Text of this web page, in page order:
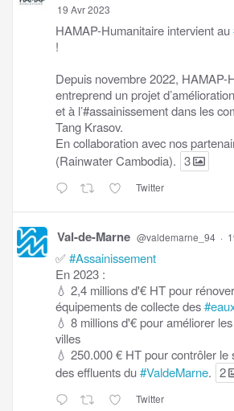
19 Avr 2023
HAMAP-Humanitaire intervient au
!
Depuis novembre 2022, HAMAP-
entreprend un projet
et à l’#assainissement dans les
Tang Krasov.
En collaboration avec nos
(Rainwater Cambodia). 3
Twitter
Val-de-Marne @valdemarne_94 ·
✅#Assainissement
En 2023 :
💧 2,4 millions d'€ HT pour
équipements de collecte des
💧 8 millions d'€ pour améliorer
villes
💧 250.000 € HT pour contrôler le
des effluents du#ValdeMarne. 2
Twitter